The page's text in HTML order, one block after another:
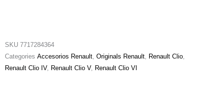
SKU 7717284364
Categories Accesorios Renault, Originals Renault, Renault Clio,
Renault Clio IV, Renault Clio V, Renault Clio VI